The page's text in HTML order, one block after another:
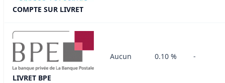
COMPTE SUR LIVRET
LIVRET BPE
Aucun 0.10 % -